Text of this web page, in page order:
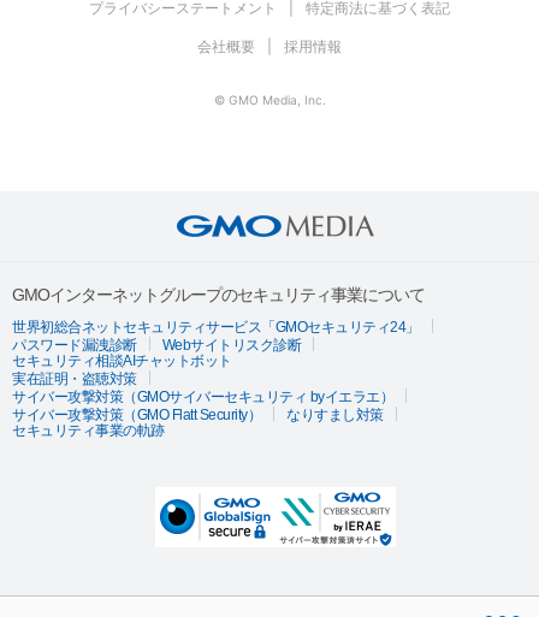
プライバシーステートメント 特定商法に基づく表記
会社概要 採用情報
© GMO Media, Inc.
GMOインターネットグループのセキュリティ事業について
世界初総合ネットセキュリティサービス「GMOセキュリティ24」
パスワード漏洩診断
Webサイトリスク診断
セキュリティ相談AIチャットボット
実在証明・盗聴対策
サイバー攻撃対策（GMOサイバーセキュリティ byイエラエ）
サイバー攻撃対策（GMO Flatt Security）
なりすまし対策
セキュリティ事業の軌跡